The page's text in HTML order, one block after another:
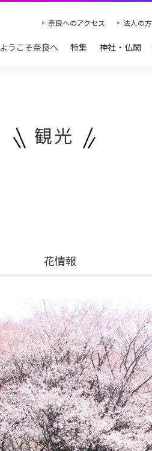
奈良へのアクセス 法人の
ようこそ奈良へ 特集 神社・仏閣
観光
花情報